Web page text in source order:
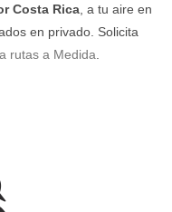
Costa Rica , a tu aire en
en privado. Solicita
rutas a Medida